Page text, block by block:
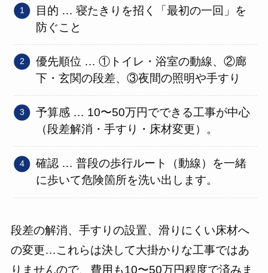
目的 … 寝たきりを招く「最初の一回」を
防ぐこと
優先順位 … ①トイレ・浴室の動線、②廊
下・玄関の段差、③夜間の照明や手すり
予算感 … 10〜50万円でできる工事が中心
（段差解消・手すり・床材変更）。
確認 … 普段の歩行ルート（動線）を一緒
に歩いて危険箇所を洗い出します。
段差の解消、手すりの設置、滑りにくい床材へ
の変更…これらは決して大掛かりな工事ではあ
りませんので、費用も10〜50万円程度で済みま